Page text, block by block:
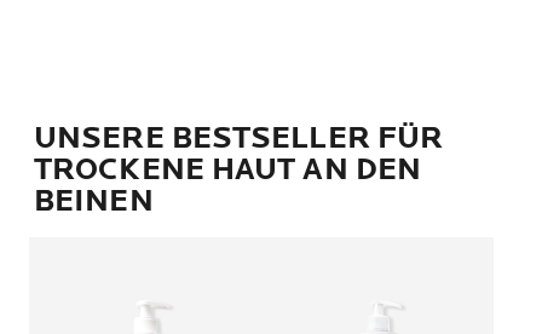
UNSERE BESTSELLER FÜR
TROCKENE HAUT AN DEN
BEINEN